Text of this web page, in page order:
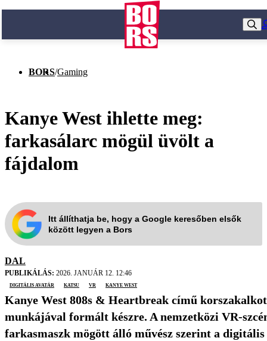
BORS/Gaming
Kanye West ihlette meg:
farkasálarc mögül üvölt a
fájdalom
Itt állíthatja be, hogy a Google keresőben elsők
között legyen a Bors
DAL
PUBLIKÁLÁS: 2026. JANUÁR 12. 12:46
digitális avatár
katsu VR Kanye West
Kanye West 808s & Heartbreak című
munkájával formált készre. A nemzetközi VR-
farkasmaszk mögött álló művész szerint a